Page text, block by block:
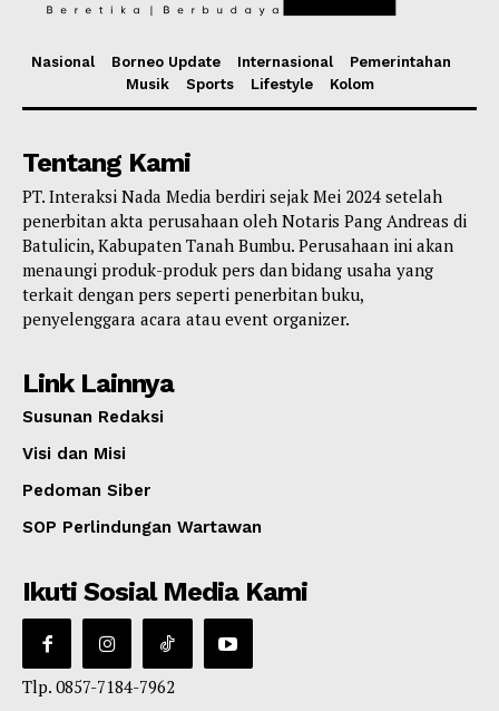
Nasional Borneo Update Internasional
Pemerintahan
Musik
Sports Lifestyle Kolom
Tentang Kami
PT. Interaksi Nada Media berdiri sejak Mei 2024 setelah
penerbitan akta perusahaan oleh Notaris Pang Andreas di
Batulicin, Kabupaten Tanah Bumbu. Perusahaan ini akan
menaungi produk-produk pers dan bidang usaha yang
terkait dengan pers seperti penerbitan buku,
penyelenggara acara atau event organizer.
Link Lainnya
Susunan Redaksi
Visi dan Misi
Pedoman Siber
SOP Perlindungan Wartawan
Ikuti Sosial Media Kami
Tlp. 0857-7184-7962